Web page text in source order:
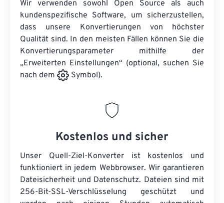
Wir verwenden sowohl Open Source als auch
kundenspezifische Software, um sicherzustellen,
dass unsere Konvertierungen von höchster
Qualität sind. In den meisten Fällen können Sie die
Konvertierungsparameter mithilfe der
„Erweiterten Einstellungen“ (optional, suchen Sie
nach dem
Symbol).
Kostenlos und sicher
Unser Quell-Ziel-Konverter ist kostenlos und
funktioniert in jedem Webbrowser. Wir garantieren
Dateisicherheit und Datenschutz. Dateien sind mit
256-Bit-SSL-Verschlüsselung geschützt und